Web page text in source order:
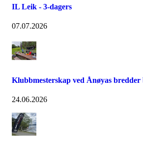
IL Leik - 3-dagers
07.07.2026
Klubbmesterskap ved Ånøyas bredder
24.06.2026